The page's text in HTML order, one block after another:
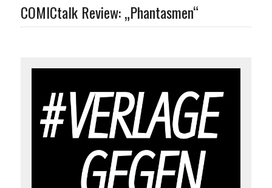
COMICtalk Review: „Phantasmen“